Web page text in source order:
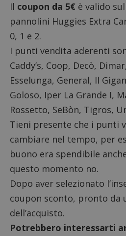
Il coupon da 5€ è valido
pannolini Huggies Extra
0, 1 e 2.
I punti vendita aderenti
Caddy’s, Coop, Decò,
Esselunga, General, Il
Goloso, Iper La Grande I,
Rossetto, SeBòn, Tigros,
Tieni presente che i punti
cambiare nel tempo, per
buono era spendibile
questo momento no.
Dopo aver selezionato
coupon sconto, pronto da
dell’acquisto.
Potrebbero interessarti